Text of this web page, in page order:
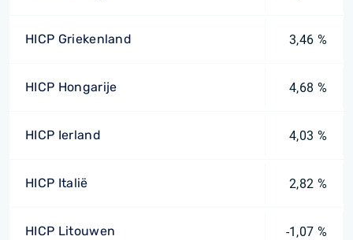
HICP Griekenland 3,46 %
HICP Hongarije 4,68 %
HICP Ierland 4,03 %
HICP Italië 2,82 %
HICP Litouwen -1,07 %